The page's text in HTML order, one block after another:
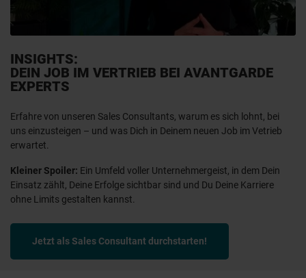
INSIGHTS:
DEIN JOB IM VERTRIEB BEI AVANTGARDE
EXPERTS
Erfahre von unseren Sales Consultants, warum es sich lohnt, bei
uns einzusteigen – und was Dich in Deinem neuen Job im Vetrieb
erwartet.
Kleiner Spoiler: Ein Umfeld voller Unternehmergeist, in dem Dein
Einsatz zählt, Deine Erfolge sichtbar sind und Du Deine Karriere
ohne Limits gestalten kannst.
Jetzt als Sales Consultant durchstarten!